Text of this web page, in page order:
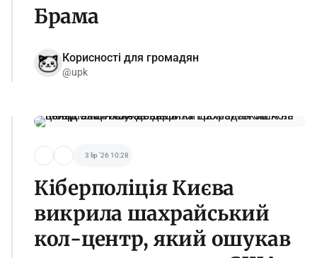
Брама
Корисності для громадян
@upk
3 lip '26 10:28
Кіберполіція Києва
викрила шахрайський
кол-центр, який ошукав